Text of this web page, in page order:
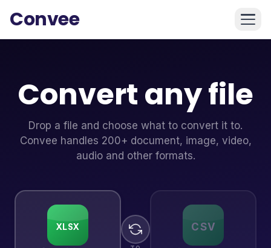
Convee
Convert any file
Drop a file and choose what to convert it to.
Convee handles 200+ document, image, video,
audio and other formats.
MP4 MP3